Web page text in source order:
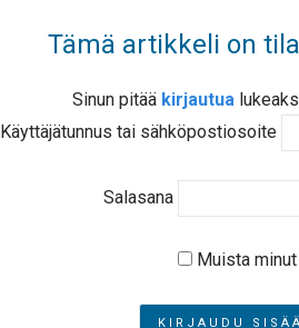
Tämä artikkeli on
Sinun pitää kirjautua
Käyttäjätunnus tai sähköpostiosoite
Salasana
Muista minut